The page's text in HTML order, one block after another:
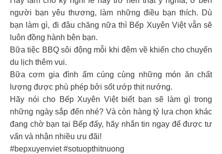
người bạn yêu thương, làm những điều bạn thích. Dù
bạn làm gì, đi đâu chăng nữa thì Bếp Xuyên Việt vẫn sẽ
luôn đồng hành bên bạn.
Bữa tiệc BBQ sôi động mỗi khi đêm về khiến cho chuyến
du lịch thêm vui.
Bữa cơm gia đình ấm cúng cùng những món ăn chất
lượng được phù phép bởi sốt ướp thịt nướng.
Hãy nói cho Bếp Xuyên Việt biết bạn sẽ làm gì trong
những ngày sắp đến nhé? Và còn hàng tỷ lựa chọn khác
đang chờ bạn tại Bếp đấy, hãy nhắn tin ngay để được tư
vấn và nhận nhiều ưu đãi!
#bepxuyenviet #sotuopthitnuong